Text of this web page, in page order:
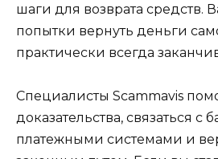
шаги для возврата средств.
попытки вернуть деньги
практически всегда
Специалисты Scammavis
доказательства, связаться с
платежными системами и